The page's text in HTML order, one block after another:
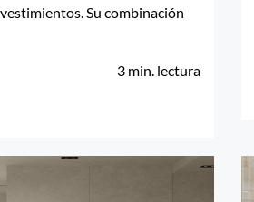
Su combinación
3 min. lectura